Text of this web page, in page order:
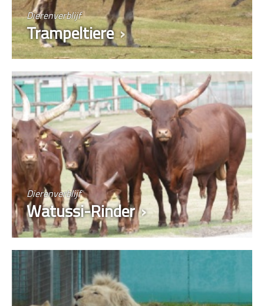
Dierenverblijf
Trampeltiere
Dierenverblijf
Watussi-Rinder